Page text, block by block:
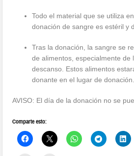
Todo el material que se utiliza
donación de sangre es estéril y
Tras la donación, la sangre se
de alimentos, especialmente de
descanso. Estos alimentos
donante en el lugar de donación.
AVISO: El día de la donación no se
Comparte esto: